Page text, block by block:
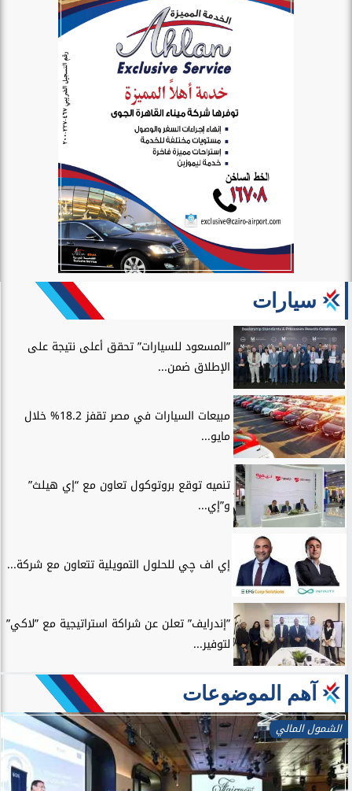
سيارات
”المسعود للسيارات” تحقق أعلى نتيجة على
الإطلاق ضمن...
مبيعات السيارات في مصر تقفز 18.2% خلال
مايو...
تنميه توقع بروتوكول تعاون مع “إي هيلث”
و”إي...
إي اف چي للحلول التمويلية تتعاون مع شركة...
”إندرايف” تعلن عن شراكة استراتيجية مع ”لاكي”
لتوفير...
آهم الموضوعات
الشمول المالي